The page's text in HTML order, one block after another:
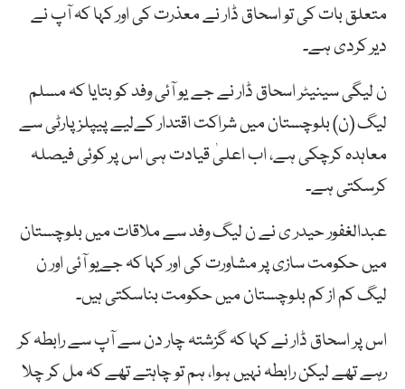
متعلق بات کی تو اسحاق ڈار نے معذرت کی اور کہا کہ آپ نے
دیر کردی ہے۔
ن لیگی سینیٹر اسحاق ڈار نے جے یو آئی وفد کو بتایا کہ مسلم
لیگ (ن) بلوچستان میں شراکت اقتدار کےلیے پیپلز پارٹی سے
معاہدہ کرچکی ہے، اب اعلیٰ قیادت ہی اس پر کوئی فیصلہ
کرسکتی ہے۔
عبدالغفور حیدر ی نے ن لیگ وفد سے ملاقات میں بلوچستان
میں حکومت سازی پر مشاورت کی اور کہا کہ جےیو آئی اور ن
لیگ کم از کم بلوچستان میں حکومت بناسکتی ہیں۔
اس پر اسحاق ڈار نے کہا کہ گزشتہ چار دن سے آپ سے رابطہ کر
رہے تھے لیکن رابطہ نہیں ہوا، ہم تو چاہتے تھے کہ مل کر چلا